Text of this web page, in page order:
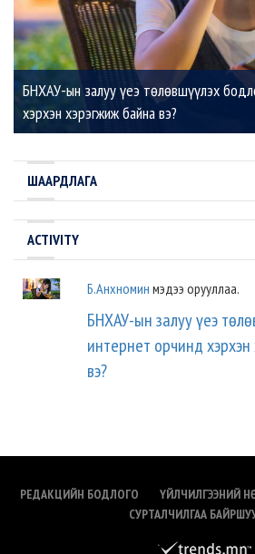
БНХАУ-ын залуу үеэ төлөвшүүлэх
хэрхэн хэрэгжиж байна вэ?
ШААРДЛАГА
ACTIVITY
Б.Анхномин мэдээ орууллаа.
БНХАУ-ын залуу үеэ
интернет орчинд
вэ?
РЕДАКЦИЙН БОДЛОГО ҮЙЛЧИЛГЭЭНИЙ
СУРТАЛЧИЛГАА